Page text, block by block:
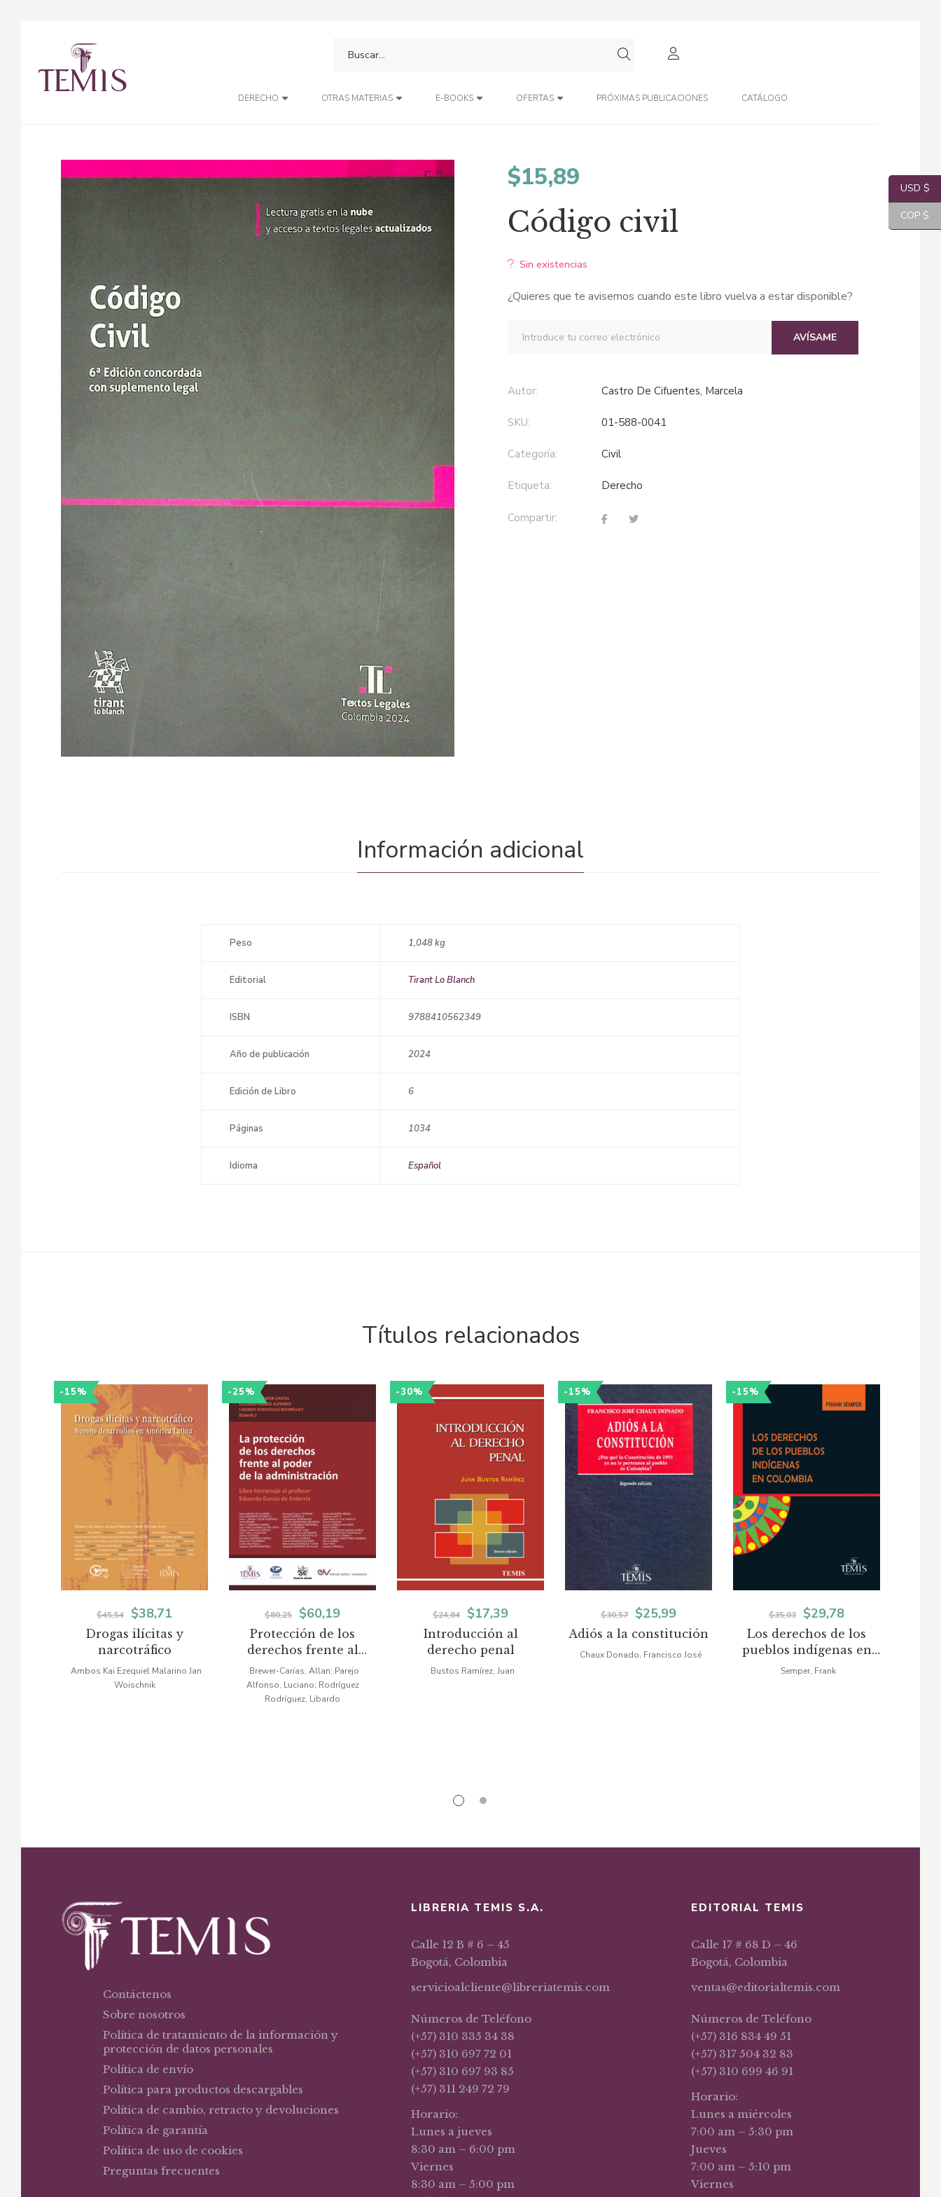
DERECHO OTRAS MATERIAS E-BOOKS OFERTAS PRÓXIMAS PUBLICACIONES CATÁLOGO
$15,89
Código civil
Sin existencias
¿Quieres que te avisemos cuando este libro vuelva a estar disponible?
AVÍSAME
Autor: Castro De Cifuentes, Marcela
SKU: 01-588-0041
Categoría: civil
Etiqueta: derecho
Compartir:
Información adicional
Peso 1,048 kg
Editorial Tirant Lo Blanch
ISBN 9788410562349
Año de publicación 2024
Edición de Libro 6
Páginas 1034
Idioma Español
Títulos relacionados
-15%
Drogas ilícitas y
narcotráfico
$45,54
El
precio
original
era:
$38,71
precio
actual
Ambos Kai Ezequiel Malarino Jan
Woischnik
-25%
Protección de los
derechos frente al
poder de la
administración
$80,25
El
precio
original
era:
$60,19El
precio
actual
es:
Brewer-Carías, Allan; Parejo
Alfonso, Luciano; Rodríguez
Rodríguez, Libardo
-30%
Introducción al
derecho penal
$24,84
El
precio
original
$17,39El
precio
Bustos Ramírez, Juan
-15%
Adiós a la constitución
$30,57
El
precio
original
$25,99El
precio
actual
Chaux Donado, Francisco José
-15%
Los derechos de los
pueblos indígenas en
Colombia
$35,03
El
precio
original
$29,78El
precio
Semper, Frank
Contáctenos
Sobre nosotros
Política de tratamiento de la información y
protección de datos personales
Política de envío
Política para productos descargables
Política de cambio, retracto y devoluciones
Política de garantía
Política de uso de cookies
Preguntas frecuentes
LIBRERIA TEMIS S.A.
Calle 12 B # 6 – 45
Bogotá, Colombia
servicioalcliente@libreriatemis.com
Números de Teléfono
(+57) 310 335 34 38
(+57) 310 697 72 01
(+57) 310 697 93 85
(+57) 311 249 72 79
Horario:
Lunes a jueves
8:30 am – 6:00 pm
Viernes
8:30 am – 5:00 pm
EDITORIAL TEMIS
Calle 17 # 68 D – 46
Bogotá, Colombia
ventas@editorialtemis.com
Números de Teléfono
(+57) 316 834 49 51
(+57) 317 504 32 83
(+57) 310 699 46 91
Horario:
Lunes a miércoles
7:00 am – 5:30 pm
Jueves
7:00 am – 5:10 pm
Viernes
USD $
COP $